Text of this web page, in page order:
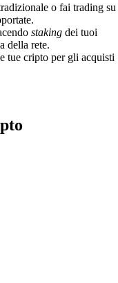
o fai trading su
staking dei tuoi
della rete.
tue cripto per gli acquisti